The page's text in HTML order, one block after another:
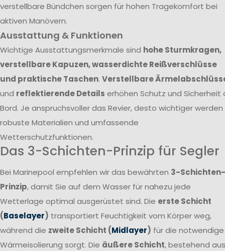
verstellbare Bündchen sorgen für hohen Tragekomfort bei
aktiven Manövern.
Ausstattung & Funktionen
Wichtige Ausstattungsmerkmale sind hohe Sturmkragen,
verstellbare Kapuzen, wasserdichte Reißverschlüsse
und praktische Taschen. Verstellbare
und reflektierende Details erhöhen Schutz und Sicherheit
Bord. Je anspruchsvoller das Revier, desto wichtiger werden
robuste Materialien und umfassende
Wetterschutzfunktionen.
Das 3-Schichten-Prinzip für Segler
Bei Marinepool empfehlen wir das bewährten 3-Schichten-
Prinzip, damit Sie auf dem Wasser für nahezu jede
Wetterlage optimal ausgerüstet sind. Die erste Schicht
(Baselayer) transportiert Feuchtigkeit vom Körper weg,
während die zweite Schicht (Midlayer) für die notwendige
Wärmeisolierung sorgt. Die äußere Schicht, bestehend aus